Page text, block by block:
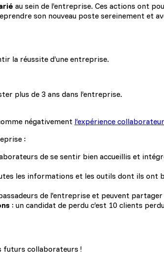
au sein de l’entreprise. Ces actions ont
son nouveau poste sereinement et
la réussite d’une entreprise.
plus de 3 ans dans l’entreprise.
négativement l’expérience collaborateur
:
de se sentir bien accueillis et
les informations et les outils dont ils ont
de l'entreprise et peuvent
: un candidat de perdu c’est 10 clients
futurs collaborateurs !